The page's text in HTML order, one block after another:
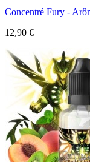
Concentré Fury -
12,90 €